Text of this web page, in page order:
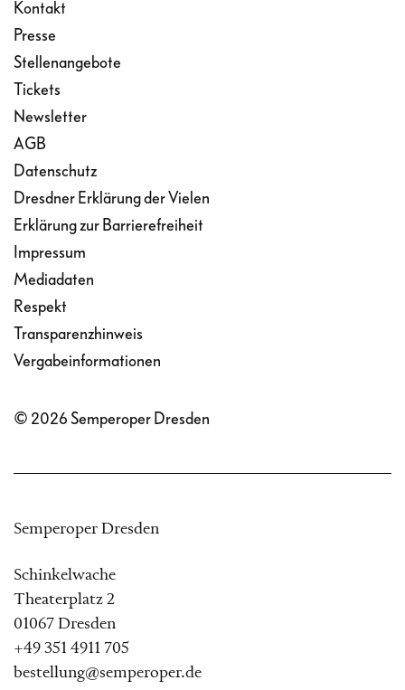
Kontakt
Presse
Stellenangebote
Tickets
Newsletter
AGB
Datenschutz
Dresdner Erklärung der Vielen
Erklärung zur Barrierefreiheit
Impressum
Mediadaten
Respekt
Transparenzhinweis
Vergabeinformationen
© 2026 Semperoper Dresden
Semperoper Dresden
Schinkelwache
Theaterplatz 2
01067 Dresden
+49 351 4911 705
bestellung@semperoper.de